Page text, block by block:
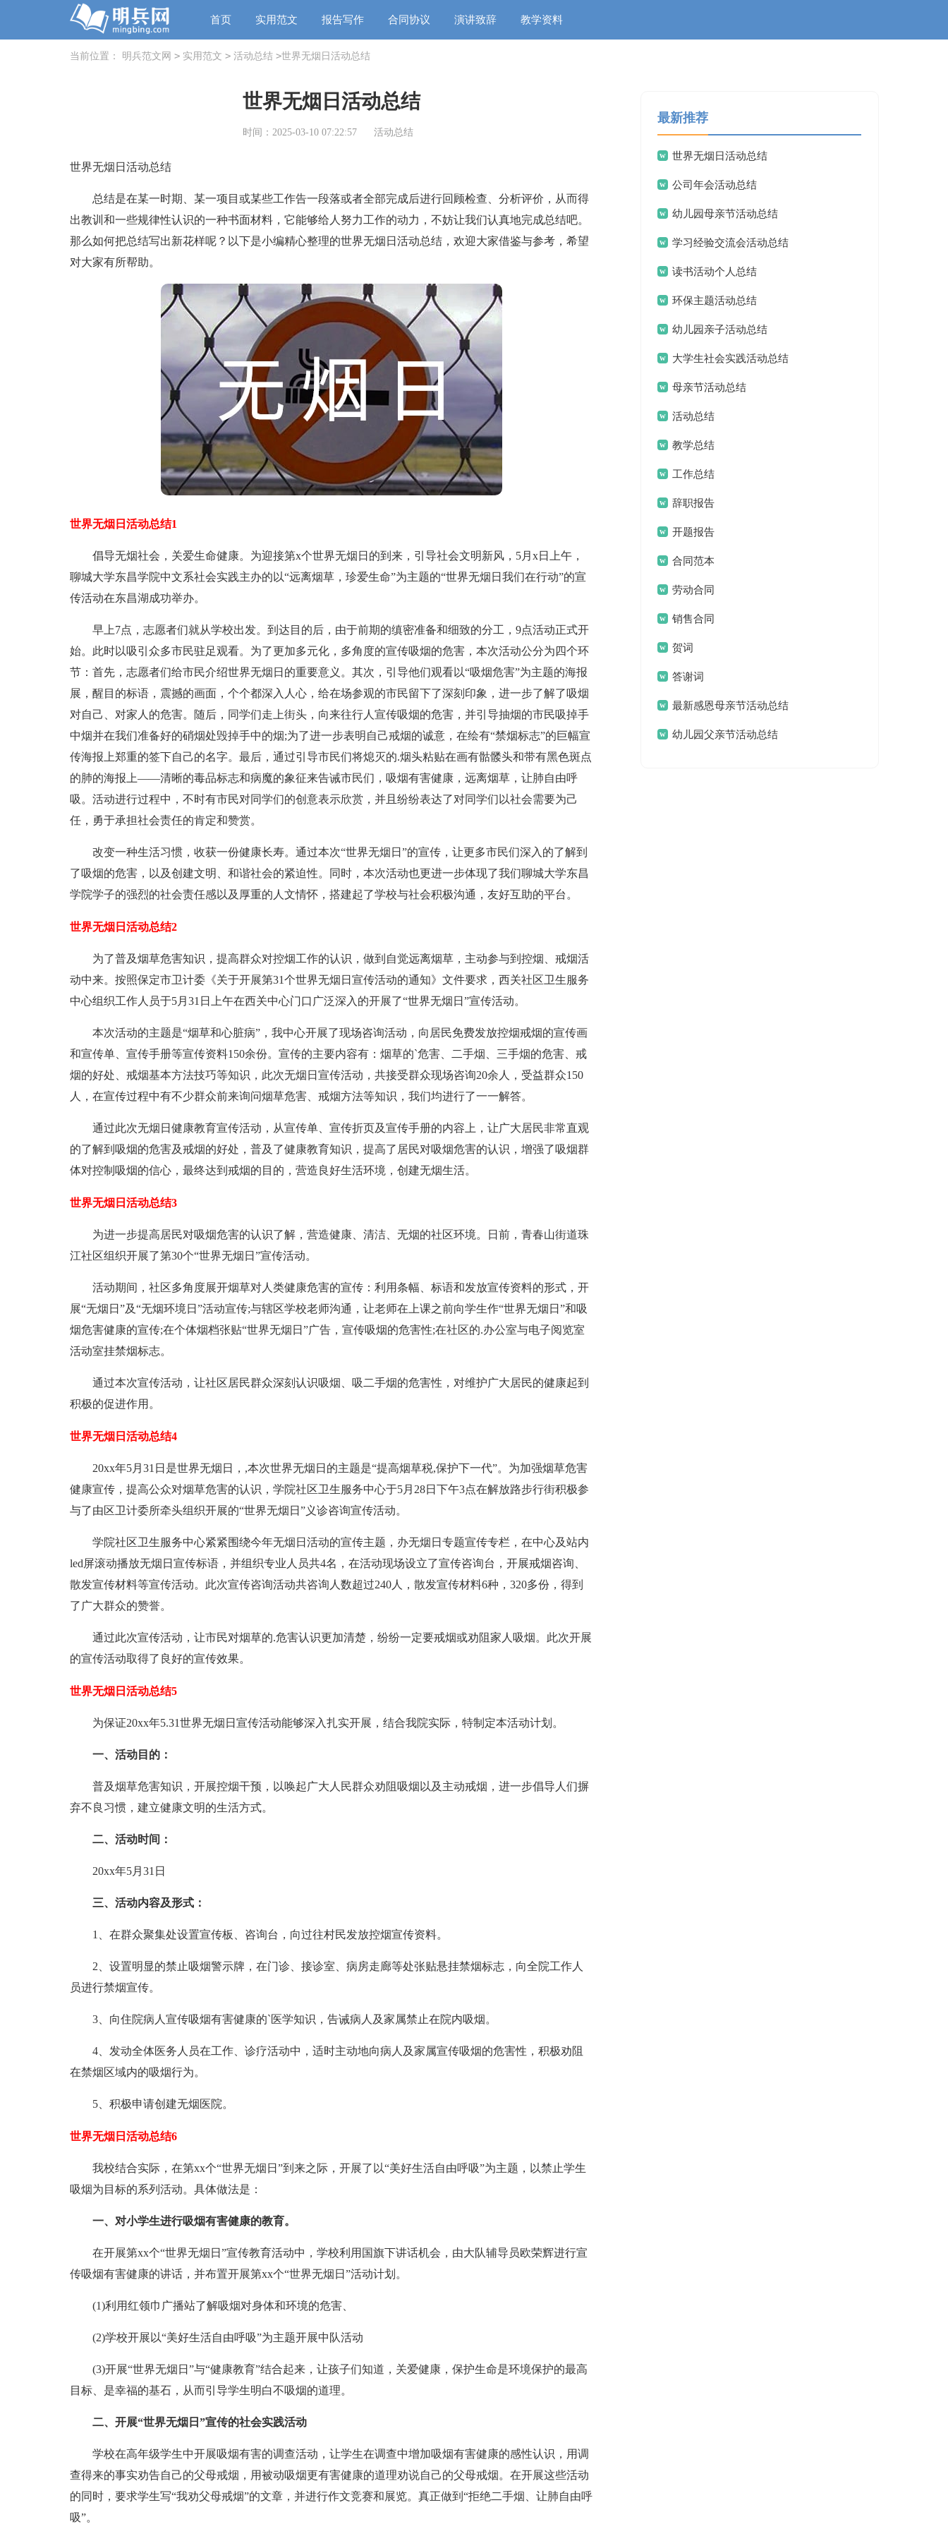
首页 实用范文 报告写作 合同协议 演讲致辞 教学资料
当前位置： 明兵范文网 > 实用范文 > 活动总结 >世界无烟日活动总结
世界无烟日活动总结
时间：2025-03-10 07:22:57 活动总结
世界无烟日活动总结
总结是在某一时期、某一项目或某些工作告一段落或者全部完成后进行回顾检查、分析评价，从而得
出教训和一些规律性认识的一种书面材料，它能够给人努力工作的动力，不妨让我们认真地完成总结吧。
那么如何把总结写出新花样呢？以下是小编精心整理的世界无烟日活动总结，欢迎大家借鉴与参考，希望
对大家有所帮助。
世界无烟日活动总结1
倡导无烟社会，关爱生命健康。为迎接第x个世界无烟日的到来，引导社会文明新风，5月x日上午，
聊城大学东昌学院中文系社会实践主办的以“远离烟草，珍爱生命”为主题的“世界无烟日我们在行动”的宣
传活动在东昌湖成功举办。
早上7点，志愿者们就从学校出发。到达目的后，由于前期的缜密准备和细致的分工，9点活动正式开
始。此时以吸引众多市民驻足观看。为了更加多元化，多角度的宣传吸烟的危害，本次活动公分为四个环
节：首先，志愿者们给市民介绍世界无烟日的重要意义。其次，引导他们观看以“吸烟危害”为主题的海报
展，醒目的标语，震撼的画面，个个都深入人心，给在场参观的市民留下了深刻印象，进一步了解了吸烟
对自己、对家人的危害。随后，同学们走上街头，向来往行人宣传吸烟的危害，并引导抽烟的市民吸掉手
中烟并在我们准备好的硝烟处毁掉手中的烟;为了进一步表明自己戒烟的诚意，在绘有“禁烟标志”的巨幅宣
传海报上郑重的签下自己的名字。最后，通过引导市民们将熄灭的.烟头粘贴在画有骷髅头和带有黑色斑点
的肺的海报上——清晰的毒品标志和病魔的象征来告诫市民们，吸烟有害健康，远离烟草，让肺自由呼
吸。活动进行过程中，不时有市民对同学们的创意表示欣赏，并且纷纷表达了对同学们以社会需要为己
任，勇于承担社会责任的肯定和赞赏。
改变一种生活习惯，收获一份健康长寿。通过本次“世界无烟日”的宣传，让更多市民们深入的了解到
了吸烟的危害，以及创建文明、和谐社会的紧迫性。同时，本次活动也更进一步体现了我们聊城大学东昌
学院学子的强烈的社会责任感以及厚重的人文情怀，搭建起了学校与社会积极沟通，友好互助的平台。
世界无烟日活动总结2
为了普及烟草危害知识，提高群众对控烟工作的认识，做到自觉远离烟草，主动参与到控烟、戒烟活
动中来。按照保定市卫计委《关于开展第31个世界无烟日宣传活动的通知》文件要求，西关社区卫生服务
中心组织工作人员于5月31日上午在西关中心门口广泛深入的开展了“世界无烟日”宣传活动。
本次活动的主题是“烟草和心脏病”，我中心开展了现场咨询活动，向居民免费发放控烟戒烟的宣传画
和宣传单、宣传手册等宣传资料150余份。宣传的主要内容有：烟草的`危害、二手烟、三手烟的危害、戒
烟的好处、戒烟基本方法技巧等知识，此次无烟日宣传活动，共接受群众现场咨询20余人，受益群众150
人，在宣传过程中有不少群众前来询问烟草危害、戒烟方法等知识，我们均进行了一一解答。
通过此次无烟日健康教育宣传活动，从宣传单、宣传折页及宣传手册的内容上，让广大居民非常直观
的了解到吸烟的危害及戒烟的好处，普及了健康教育知识，提高了居民对吸烟危害的认识，增强了吸烟群
体对控制吸烟的信心，最终达到戒烟的目的，营造良好生活环境，创建无烟生活。
世界无烟日活动总结3
为进一步提高居民对吸烟危害的认识了解，营造健康、清洁、无烟的社区环境。日前，青春山街道珠
江社区组织开展了第30个“世界无烟日”宣传活动。
活动期间，社区多角度展开烟草对人类健康危害的宣传：利用条幅、标语和发放宣传资料的形式，开
展“无烟日”及“无烟环境日”活动宣传;与辖区学校老师沟通，让老师在上课之前向学生作“世界无烟日”和吸
烟危害健康的宣传;在个体烟档张贴“世界无烟日”广告，宣传吸烟的危害性;在社区的.办公室与电子阅览室
活动室挂禁烟标志。
通过本次宣传活动，让社区居民群众深刻认识吸烟、吸二手烟的危害性，对维护广大居民的健康起到
积极的促进作用。
世界无烟日活动总结4
20xx年5月31日是世界无烟日，,本次世界无烟日的主题是“提高烟草税,保护下一代”。为加强烟草危害
健康宣传，提高公众对烟草危害的认识，学院社区卫生服务中心于5月28日下午3点在解放路步行街积极参
与了由区卫计委所牵头组织开展的“世界无烟日”义诊咨询宣传活动。
学院社区卫生服务中心紧紧围绕今年无烟日活动的宣传主题，办无烟日专题宣传专栏，在中心及站内
led屏滚动播放无烟日宣传标语，并组织专业人员共4名，在活动现场设立了宣传咨询台，开展戒烟咨询、
散发宣传材料等宣传活动。此次宣传咨询活动共咨询人数超过240人，散发宣传材料6种，320多份，得到
了广大群众的赞誉。
通过此次宣传活动，让市民对烟草的.危害认识更加清楚，纷纷一定要戒烟或劝阻家人吸烟。此次开展
的宣传活动取得了良好的宣传效果。
世界无烟日活动总结5
为保证20xx年5.31世界无烟日宣传活动能够深入扎实开展，结合我院实际，特制定本活动计划。
一、活动目的：
普及烟草危害知识，开展控烟干预，以唤起广大人民群众劝阻吸烟以及主动戒烟，进一步倡导人们摒
弃不良习惯，建立健康文明的生活方式。
二、活动时间：
20xx年5月31日
三、活动内容及形式：
1、在群众聚集处设置宣传板、咨询台，向过往村民发放控烟宣传资料。
2、设置明显的禁止吸烟警示牌，在门诊、接诊室、病房走廊等处张贴悬挂禁烟标志，向全院工作人
员进行禁烟宣传。
3、向住院病人宣传吸烟有害健康的`医学知识，告诫病人及家属禁止在院内吸烟。
4、发动全体医务人员在工作、诊疗活动中，适时主动地向病人及家属宣传吸烟的危害性，积极劝阻
在禁烟区域内的吸烟行为。
5、积极申请创建无烟医院。
世界无烟日活动总结6
我校结合实际，在第xx个“世界无烟日”到来之际，开展了以“美好生活自由呼吸”为主题，以禁止学生
吸烟为目标的系列活动。具体做法是：
一、对小学生进行吸烟有害健康的教育。
在开展第xx个“世界无烟日”宣传教育活动中，学校利用国旗下讲话机会，由大队辅导员欧荣辉进行宣
传吸烟有害健康的讲话，并布置开展第xx个“世界无烟日”活动计划。
(1)利用红领巾广播站了解吸烟对身体和环境的危害、
(2)学校开展以“美好生活自由呼吸”为主题开展中队活动
(3)开展“世界无烟日”与“健康教育”结合起来，让孩子们知道，关爱健康，保护生命是环境保护的最高
目标、是幸福的基石，从而引导学生明白不吸烟的道理。
二、开展“世界无烟日”宣传的社会实践活动
学校在高年级学生中开展吸烟有害的调查活动，让学生在调查中增加吸烟有害健康的感性认识，用调
查得来的事实劝告自己的父母戒烟，用被动吸烟更有害健康的道理劝说自己的父母戒烟。在开展这些活动
的同时，要求学生写“我劝父母戒烟”的文章，并进行作文竞赛和展览。真正做到“拒绝二手烟、让肺自由呼
吸”。
最新推荐
世界无烟日活动总结
公司年会活动总结
幼儿园母亲节活动总结
学习经验交流会活动总结
读书活动个人总结
环保主题活动总结
幼儿园亲子活动总结
大学生社会实践活动总结
母亲节活动总结
活动总结
教学总结
工作总结
辞职报告
开题报告
合同范本
劳动合同
销售合同
贺词
答谢词
最新感恩母亲节活动总结
幼儿园父亲节活动总结